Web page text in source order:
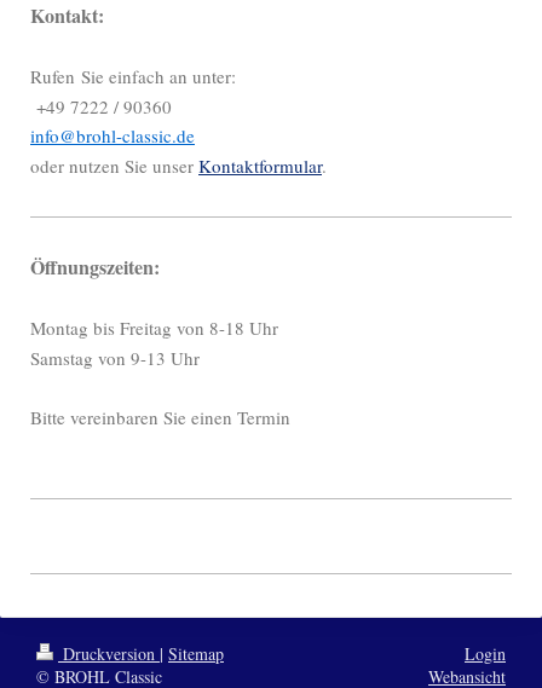
Kontakt:
Rufen Sie einfach an unter:
+49 7222 / 90360
info@brohl-classic.de
oder nutzen Sie unser Kontaktformular.
Öffnungszeiten:
Montag bis Freitag von 8-18 Uhr
Samstag von 9-13 Uhr
Bitte vereinbaren Sie einen Termin
Druckversion | Sitemap
© BROHL Classic
Login
Webansicht